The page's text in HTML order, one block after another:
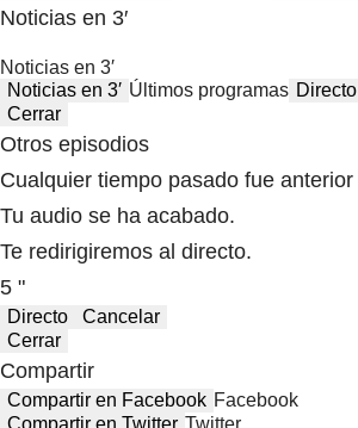
Noticias en 3′
Noticias en 3′
Noticias en 3′ Últimos programas Directo
Cerrar
Otros episodios
Cualquier tiempo pasado fue anterior
Tu audio se ha acabado.
Te redirigiremos al directo.
5 "
Directo
Cancelar
Cerrar
Compartir
Compartir en Facebook Facebook